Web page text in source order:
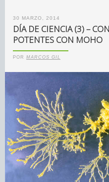
30 MARZO, 2014
DÍA DE CIENCIA (3) –
POTENTES CON MOHO
POR MARCOS GIL